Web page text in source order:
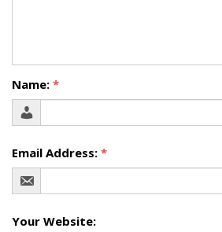
Name: *
Email Address: *
Your Website: